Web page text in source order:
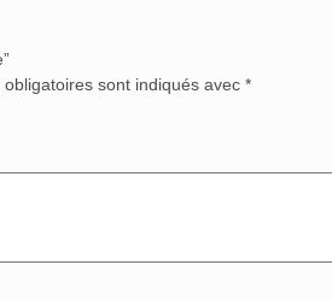
obligatoires sont indiqués avec *